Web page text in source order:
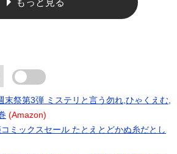
もっと見る
末祭第3弾 ミステリと言う勿れ,ひゃくえむ,
(Amazon)
ミックスセール たとえとどかぬ糸だとし